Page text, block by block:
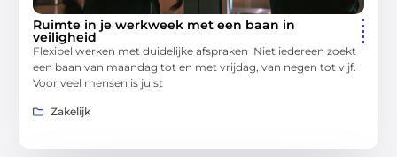
Ruimte in je werkweek met een baan in
veiligheid
Flexibel werken met duidelijke afspraken Niet iedereen zoekt
een baan van maandag tot en met vrijdag, van negen tot vijf.
Voor veel mensen is juist
Zakelijk